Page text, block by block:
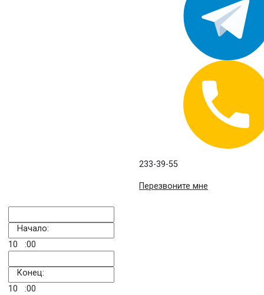
233-39-55
Перезвоните мне
Начало:
10
:00
Конец:
10
:00